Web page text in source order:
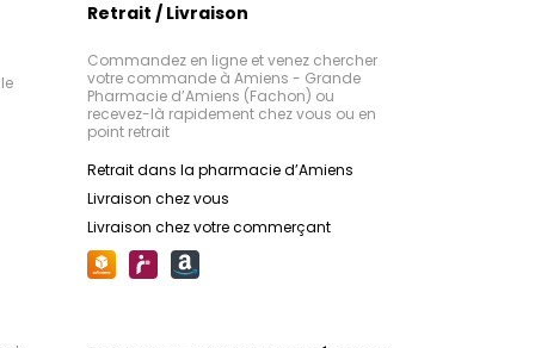
Retrait / Livraison
Commandez en ligne et venez chercher
votre commande à Amiens - Grande
Pharmacie d’Amiens (Fachon) ou
recevez-là rapidement chez vous ou en
point retrait
Retrait dans la pharmacie d’Amiens
Livraison chez vous
Livraison chez votre commerçant